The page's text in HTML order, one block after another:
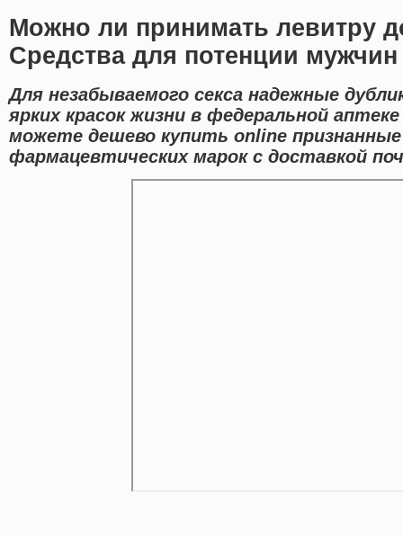
Можно ли принимать левитру
Средства для потенции мужчин
Для незабываемого секса надежные
ярких красок жизни в федеральной
можете дешево купить online
фармацевтических марок с доставкой